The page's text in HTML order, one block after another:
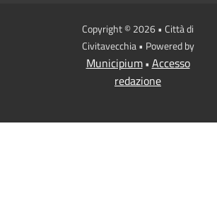
Copyright © 2026 • Città di
Civitavecchia • Powered by
Municipium• Accesso
redazione